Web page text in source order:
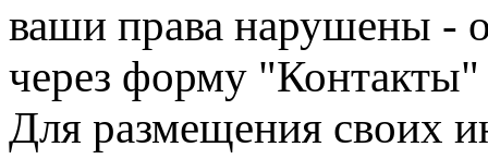
ваши права нарушены -
через форму "Контакты"
Для размещения своих